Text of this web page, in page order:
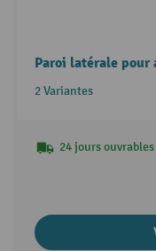
Paroi latérale pour
2 Variantes
24 jours